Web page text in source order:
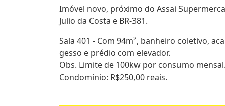
Imóvel novo, próximo do Assai
Julio da Costa e BR-381.
Sala 401 - Com 94m², banheiro coletivo,
gesso e prédio com elevador.
Obs. Limite de 100kw por consumo mensal.
Condomínio: R$250,00 reais.